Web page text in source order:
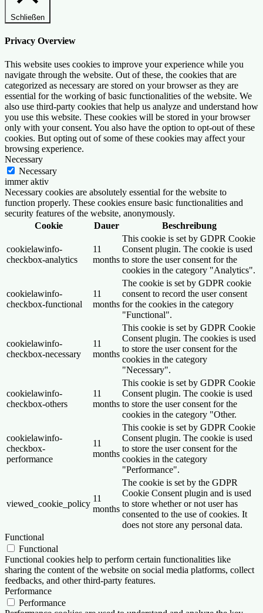
Schließen
Privacy Overview
This website uses cookies to improve your experience while you
navigate through the website. Out of these, the cookies that are
categorized as necessary are stored on your browser as they are
essential for the working of basic functionalities of the website. We
also use third-party cookies that help us analyze and understand how
you use this website. These cookies will be stored in your browser
only with your consent. You also have the option to opt-out of these
cookies. But opting out of some of these cookies may affect your
browsing experience.
Necessary
Necessary
immer aktiv
Necessary cookies are absolutely essential for the website to
function properly. These cookies ensure basic functionalities and
security features of the website, anonymously.
Cookie
Dauer Beschreibung
cookielawinfo-
checkbox-analytics
11
months
This cookie is set by GDPR Cookie
Consent plugin. The cookie is used
to store the user consent for the
cookies in the category "Analytics".
cookielawinfo-
checkbox-functional
11
months
The cookie is set by GDPR cookie
consent to record the user consent
for the cookies in the category
"Functional".
cookielawinfo-
checkbox-necessary
11
months
This cookie is set by GDPR Cookie
Consent plugin. The cookies is used
to store the user consent for the
cookies in the category
"Necessary".
cookielawinfo-
checkbox-others
11
months
This cookie is set by GDPR Cookie
Consent plugin. The cookie is used
to store the user consent for the
cookies in the category "Other.
cookielawinfo-
checkbox-
performance
11
months
This cookie is set by GDPR Cookie
Consent plugin. The cookie is used
to store the user consent for the
cookies in the category
"Performance".
viewed_cookie_policy
11
months
The cookie is set by the GDPR
Cookie Consent plugin and is used
to store whether or not user has
consented to the use of cookies. It
does not store any personal data.
Functional
Functional
Functional cookies help to perform certain functionalities like
sharing the content of the website on social media platforms, collect
feedbacks, and other third-party features.
Performance
Performance